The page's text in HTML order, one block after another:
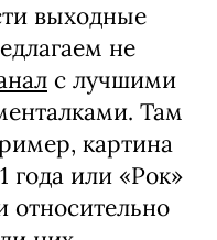
выходные
не
с лучшими
Там
картина
года или «Рок»
относительно